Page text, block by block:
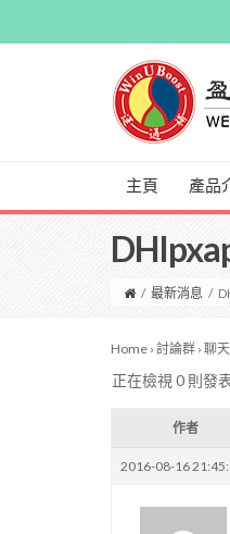
主頁 產品
/ 最新消息 /
Home › 討論群 › 聊
正在檢視 0 則發
作者
2016-08-16